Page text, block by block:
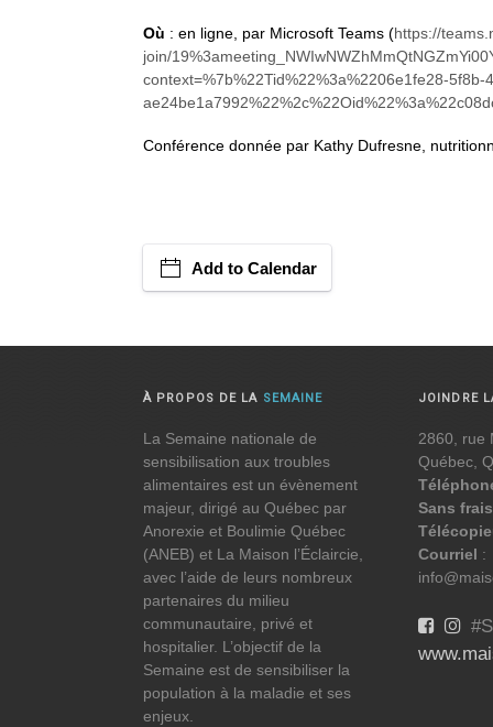
Où : en ligne, par Microsoft Teams (https://
join/
context=%7b%22Tid%22%3a%2206e1fe28-5f8b-
Conférence donnée par Kathy Dufresne,
Add to Calendar
À PROPOS DE LA SEMAINE
La Semaine nationale de
sensibilisation aux troubles
alimentaires est un évènement
majeur, dirigé au Québec par
Anorexie et Boulimie Québec
(ANEB) et La Maison l’Éclaircie,
avec l’aide de leurs nombreux
partenaires du milieu
communautaire, privé et
hospitalier. L’objectif de la
Semaine est de sensibiliser la
population à la maladie et ses
enjeux.
JOINDRE
2860, rue
Québec,
Sans frais
Courriel :